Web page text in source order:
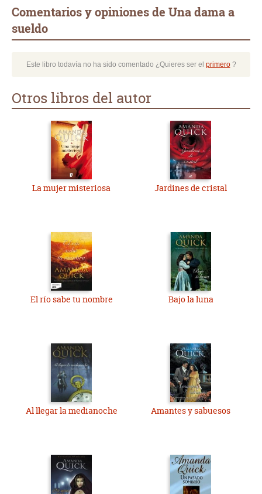
Comentarios y opiniones de Una dama a
sueldo
Este libro todavía no ha sido comentado ¿Quieres ser el primero?
Otros libros del autor
La mujer misteriosa Jardines de cristal
El río sabe tu nombre Bajo la luna
Al llegar la medianoche Amantes y sabuesos